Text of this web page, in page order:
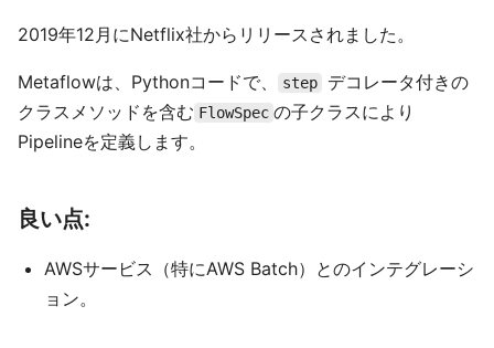
2019年12月にNetflix社からリリースされました。
Metaflowは、Pythonコードで、 step
デコレータ付きの
クラスメソッドを含む FlowSpec の子クラスにより
Pipelineを定義します。
良い点:
AWSサービス（特にAWS Batch）とのインテグレーシ
ョン。